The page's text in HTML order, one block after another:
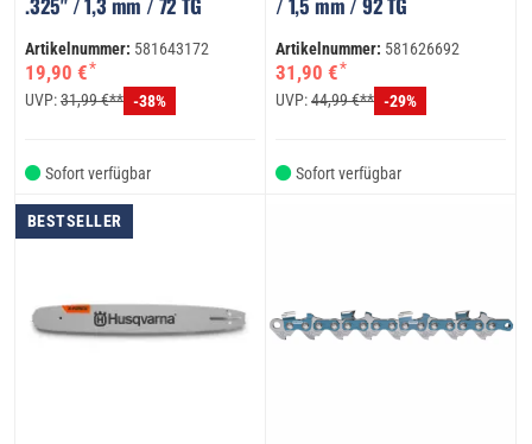
Artikelnummer: 581643172
19,90 €*
UVP:31,99 €** -38%
Sofort verfügbar
Artikelnummer: 581626692
31,90 €*
UVP:44,99 €** -29%
Sofort verfügbar
BESTSELLER